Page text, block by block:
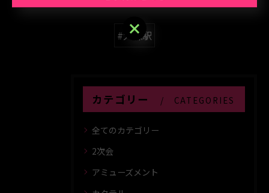
#大森駅
カテゴリー CATEGORIES
全てのカテゴリー
2次会
アミューズメント
ご予約はこちら